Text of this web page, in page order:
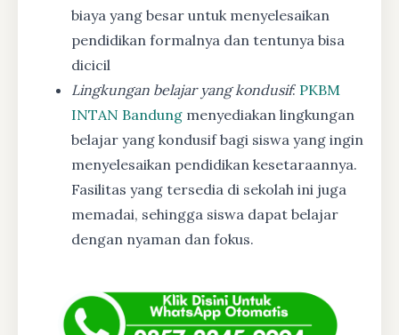
biaya yang besar untuk menyelesaikan
pendidikan formalnya dan tentunya bisa
dicicil
Lingkungan belajar yang kondusif: PKBM
INTAN Bandung menyediakan lingkungan
belajar yang kondusif bagi siswa yang ingin
menyelesaikan pendidikan kesetaraannya.
Fasilitas yang tersedia di sekolah ini juga
memadai, sehingga siswa dapat belajar
dengan nyaman dan fokus.